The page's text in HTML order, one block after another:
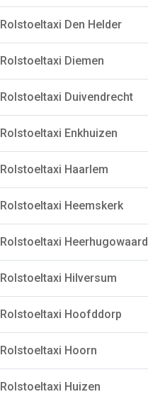
Rolstoeltaxi Den Helder
Rolstoeltaxi Diemen
Rolstoeltaxi Duivendrecht
Rolstoeltaxi Enkhuizen
Rolstoeltaxi Haarlem
Rolstoeltaxi Heemskerk
Rolstoeltaxi Heerhugowaard
Rolstoeltaxi Hilversum
Rolstoeltaxi Hoofddorp
Rolstoeltaxi Hoorn
Rolstoeltaxi Huizen